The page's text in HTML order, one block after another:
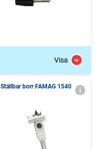
Visa
Ställbar borr FAMAG 1540